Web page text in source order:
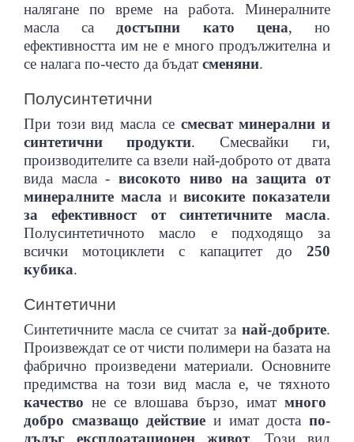
МОТО РОГАТКИ
НАКЛАДКИ ЗА МОТОР
СТОЙКИ
РЪКАВИЦИ MTB/ВЕЛО
налягане по време на работа. Минералните
масла са достъпни като цена, но
ефективността им не е много продължителна и
се налага по-често да бъдат сменяни.
Полусинтетични
При този вид масла се смесват минерални и
синтетични продукти. Смесвайки ги,
производителите са взели най-доброто от двата
вида масла -високото ниво на защита от
минералните масла ивисоките показатели
за ефективност от синтетичните масла.
Полусинтетичното масло е подходящо за
всички мотоциклети с капацитет до 250
кубика.
Синтетични
Синтетичните масла се считат за най-добрите.
Произвеждат се от чисти полимери на базата на
фабрично произведени материали. Основните
предимства на този вид масла е, че тяхното
качество не се влошава бързо, имат много
добро смазващо действие и имат достапо-
дълъг експлоатационен живот. Този вид